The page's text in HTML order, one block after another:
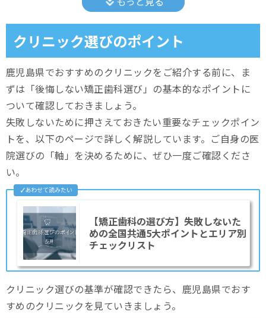
医院情報
天文館セントラル歯科・矯正歯科｜鹿児島市電 天文館通駅か
ら徒歩2分 センテラス天文館4階
医院の特徴
かわなべ矯正歯科クリニック
鹿児島中央駅前矯正歯科
まとめ
クリニック選びのポイント
鹿児島県でおすすめのクリニックをご紹介する前に、ま
ずは「後悔しない矯正歯科選び」の基本的なポイントに
ついて確認しておきましょう。
失敗しないために押さえておきたい重要なチェックポイン
トを、以下のページで詳しく解説しています。ご自身の医
院選びの「軸」を決めるために、ぜひ一度ご確認くださ
い。
【矯正歯科の選び方】失敗しないた
めの全国共通5大ポイントとエリア別
チェックリスト
クリニック選びの基準が確認できたら、鹿児島県でおす
すめのクリニックを見ていきましょう。